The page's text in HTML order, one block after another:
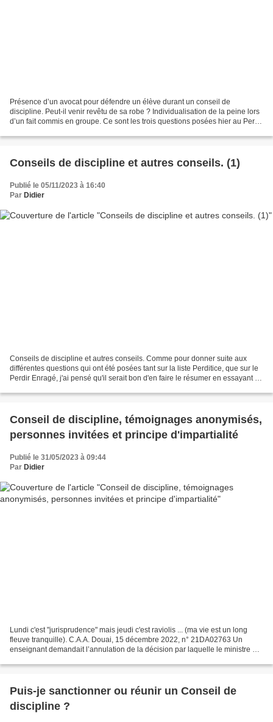
Présence d’un avocat pour défendre un élève durant un conseil de
discipline. Peut-il venir revêtu de sa robe ? Individualisation de la peine lors
d’un fait commis en groupe. Ce sont les trois questions posées hier au Perdir
Conseils de discipline et autres conseils. (1)
Publié le 05/11/2023 à 16:40
Par Didier
Conseils de discipline et autres conseils. Comme pour donner suite aux
différentes questions qui ont été posées tant sur la liste Perditice, que sur le
Perdir Enragé, j'ai pensé qu'il serait bon d'en faire le résumer en essayant de
Conseil de discipline, témoignages anonymisés,
personnes invitées et principe d'impartialité
Publié le 31/05/2023 à 09:44
Par Didier
Lundi c'est "jurisprudence" mais jeudi c'est raviolis ... (ma vie est un long
fleuve tranquille). C.A.A. Douai, 15 décembre 2022, n° 21DA02763 Un
enseignant demandait l’annulation de la décision par laquelle le ministre de
Puis-je sanctionner ou réunir un Conseil de
discipline ?